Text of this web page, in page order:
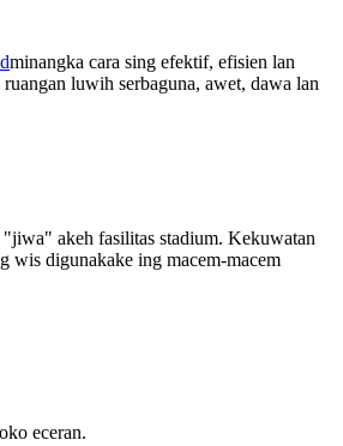
minangka cara sing efektif, efisien lan
luwih serbaguna, awet, dawa lan
akeh fasilitas stadium. Kekuwatan
wis digunakake ing macem-macem
eceran.